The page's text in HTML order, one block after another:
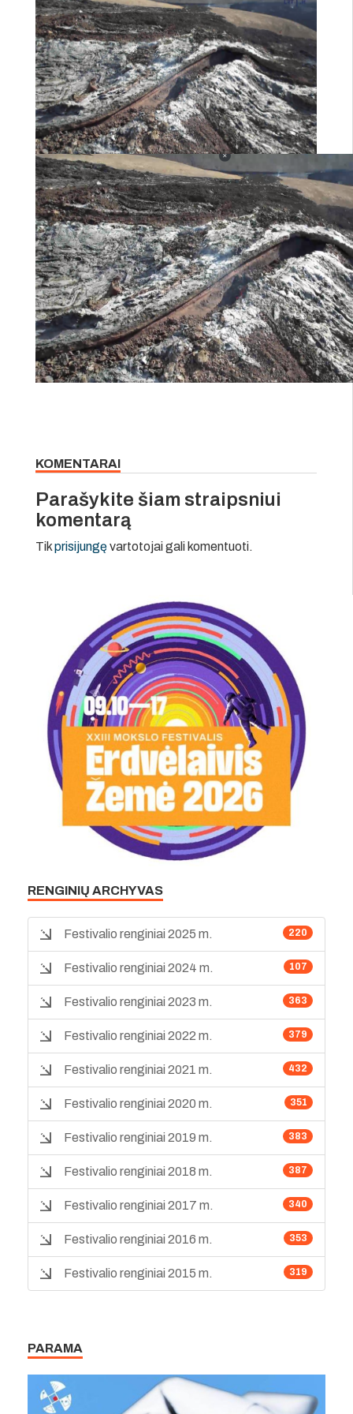
KOMENTARAI
Parašykite šiam straipsniui
komentarą
Tikprisijungęvartotojai gali komentuoti.
RENGINIŲ ARCHYVAS
220
Festivalio renginiai 2025 m.
107
Festivalio renginiai 2024 m.
363
Festivalio renginiai 2023 m.
379
Festivalio renginiai 2022 m.
432
Festivalio renginiai 2021 m.
351
Festivalio renginiai 2020 m.
383
Festivalio renginiai 2019 m.
387
Festivalio renginiai 2018 m.
340
Festivalio renginiai 2017 m.
353
Festivalio renginiai 2016 m.
319
Festivalio renginiai 2015 m.
PARAMA